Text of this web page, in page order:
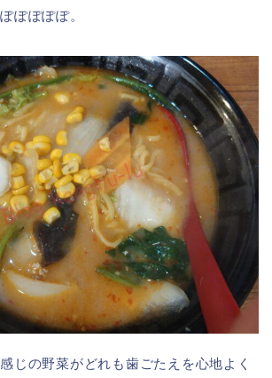
ぽぽぽぽ。
じの野菜がどれも歯ごたえを心地よく